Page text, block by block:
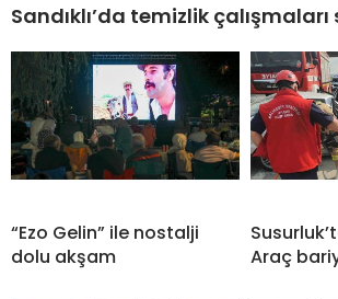
Sandıklı’da temizlik
“Ezo Gelin” ile nostalji
dolu akşam
Araç